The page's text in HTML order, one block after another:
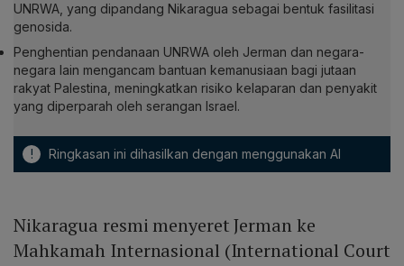
UNRWA, yang dipandang Nikaragua sebagai bentuk fasilitasi
genosida.
Penghentian pendanaan UNRWA oleh Jerman dan negara-
negara lain mengancam bantuan kemanusiaan bagi jutaan
rakyat Palestina, meningkatkan risiko kelaparan dan penyakit
yang diperparah oleh serangan Israel.
! Ringkasan ini dihasilkan dengan menggunakan AI
Nikaragua resmi menyeret Jerman ke
Mahkamah Internasional (International Court